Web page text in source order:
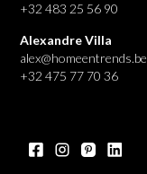
+32 483 25 56 90
Alexandre Villa
alex@homeentrends.be
+32 475 77 70 36